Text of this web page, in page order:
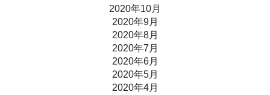
2020年10月
2020年9月
2020年8月
2020年7月
2020年6月
2020年5月
2020年4月